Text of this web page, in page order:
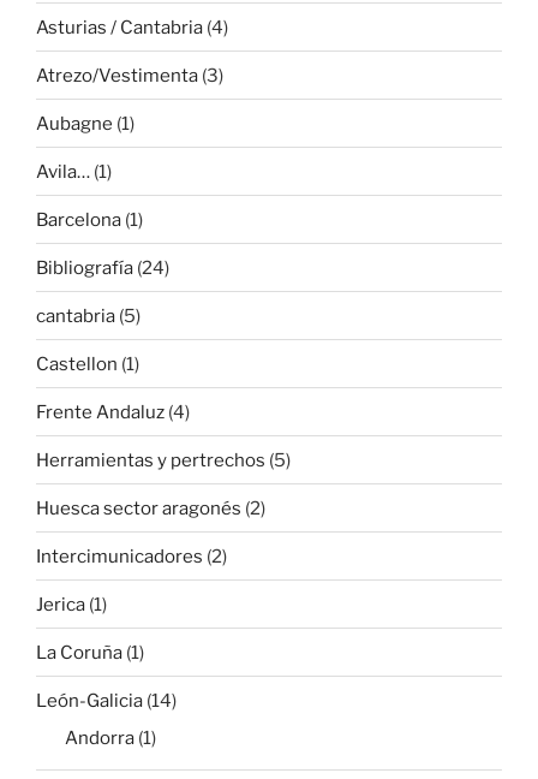
Asturias / Cantabria (4)
Atrezo/Vestimenta (3)
Aubagne (1)
Avila… (1)
Barcelona (1)
Bibliografía (24)
cantabria (5)
Castellon (1)
Frente Andaluz (4)
Herramientas y pertrechos (5)
Huesca sector aragonés (2)
Intercimunicadores (2)
Jerica (1)
La Coruña (1)
León-Galicia (14)
Andorra (1)